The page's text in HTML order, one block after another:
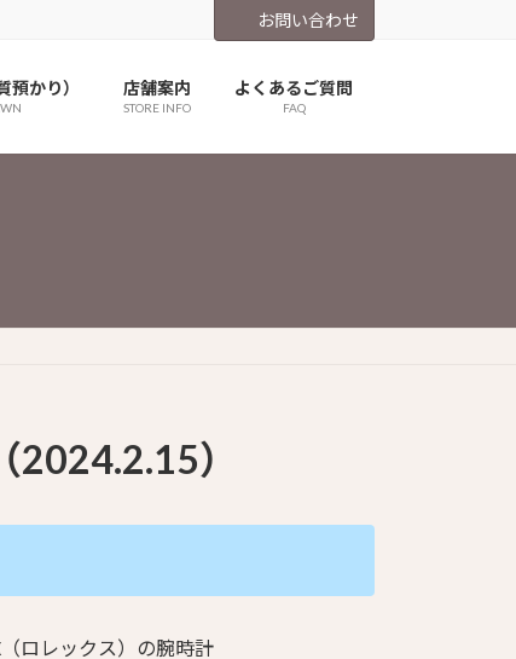
お問い合わせ
預かり） 店舗案内
STORE INFO
よくあるご質問
FAQ
2024.2.15）
（ロレックス）の腕時計